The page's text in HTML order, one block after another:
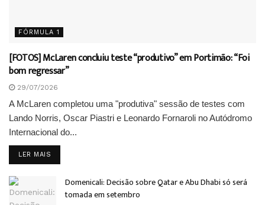
FÓRMULA 1
[FOTOS] McLaren concluiu teste “produtivo” em Portimão: “Foi
bom regressar”
29/07/2026
A McLaren completou uma "produtiva" sessão de testes com
Lando Norris, Oscar Piastri e Leonardo Fornaroli no Autódromo
Internacional do...
LER MAIS
Domenicali: Decisão sobre Qatar e Abu Dhabi só será
tomada em setembro